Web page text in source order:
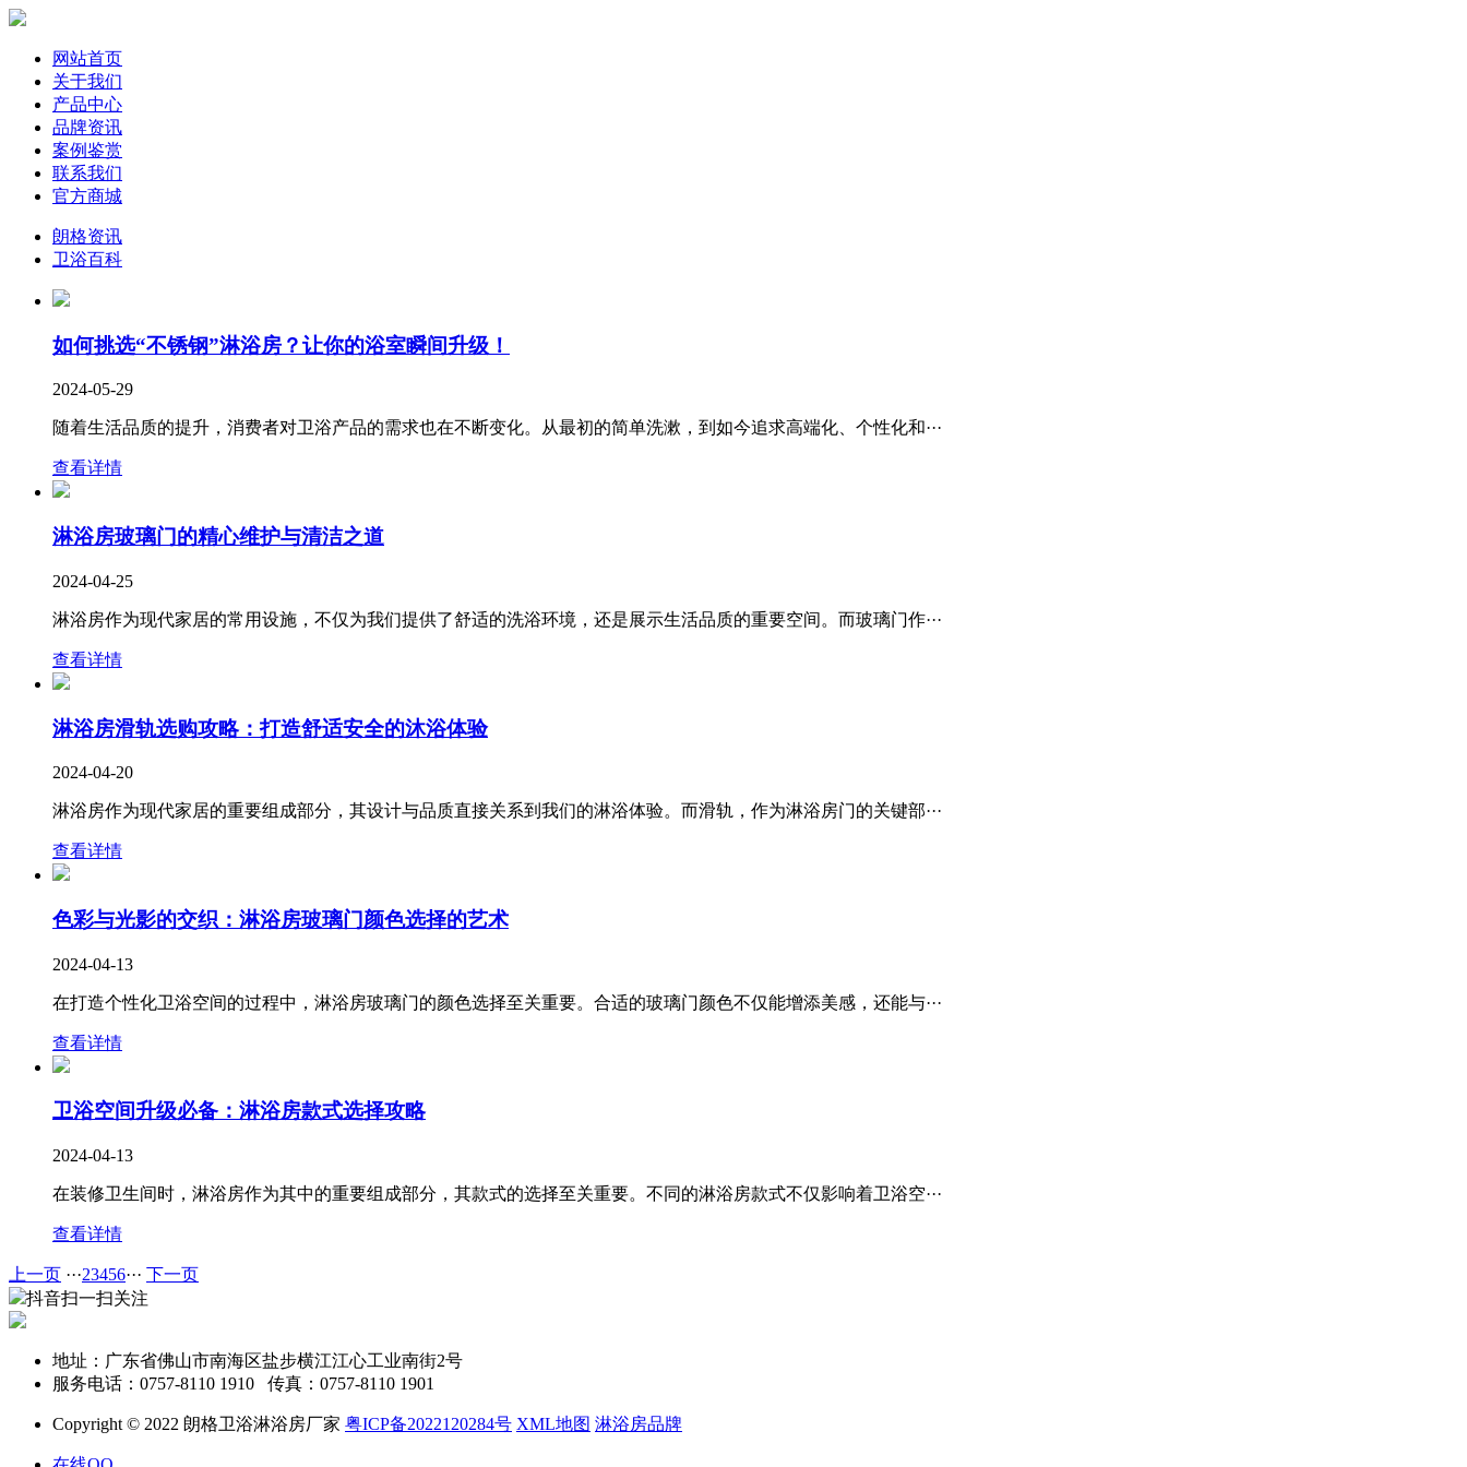
网站首页
关于我们
产品中心
品牌资讯
案例鉴赏
联系我们
官方商城
朗格资讯
卫浴百科
如何挑选“不锈钢”淋浴房？让你的浴室瞬间升级！
2024-05-29
随着生活品质的提升，消费者对卫浴产品的需求也在不断变化。从最初的简单洗漱，到如今追求高端化、个性化和···
查看详情
淋浴房玻璃门的精心维护与清洁之道
2024-04-25
淋浴房作为现代家居的常用设施，不仅为我们提供了舒适的洗浴环境，还是展示生活品质的重要空间。而玻璃门作···
查看详情
淋浴房滑轨选购攻略：打造舒适安全的沐浴体验
2024-04-20
淋浴房作为现代家居的重要组成部分，其设计与品质直接关系到我们的淋浴体验。而滑轨，作为淋浴房门的关键部···
查看详情
色彩与光影的交织：淋浴房玻璃门颜色选择的艺术
2024-04-13
在打造个性化卫浴空间的过程中，淋浴房玻璃门的颜色选择至关重要。合适的玻璃门颜色不仅能增添美感，还能与···
查看详情
卫浴空间升级必备：淋浴房款式选择攻略
2024-04-13
在装修卫生间时，淋浴房作为其中的重要组成部分，其款式的选择至关重要。不同的淋浴房款式不仅影响着卫浴空···
查看详情
上一页 ···23456··· 下一页
抖音扫一扫关注
地址：广东省佛山市南海区盐步横江江心工业南街2号
服务电话：0757-8110 1910 传真：0757-8110 1901
Copyright © 2022 朗格卫浴淋浴房厂家 粤ICP备2022120284号 XML地图 淋浴房品牌